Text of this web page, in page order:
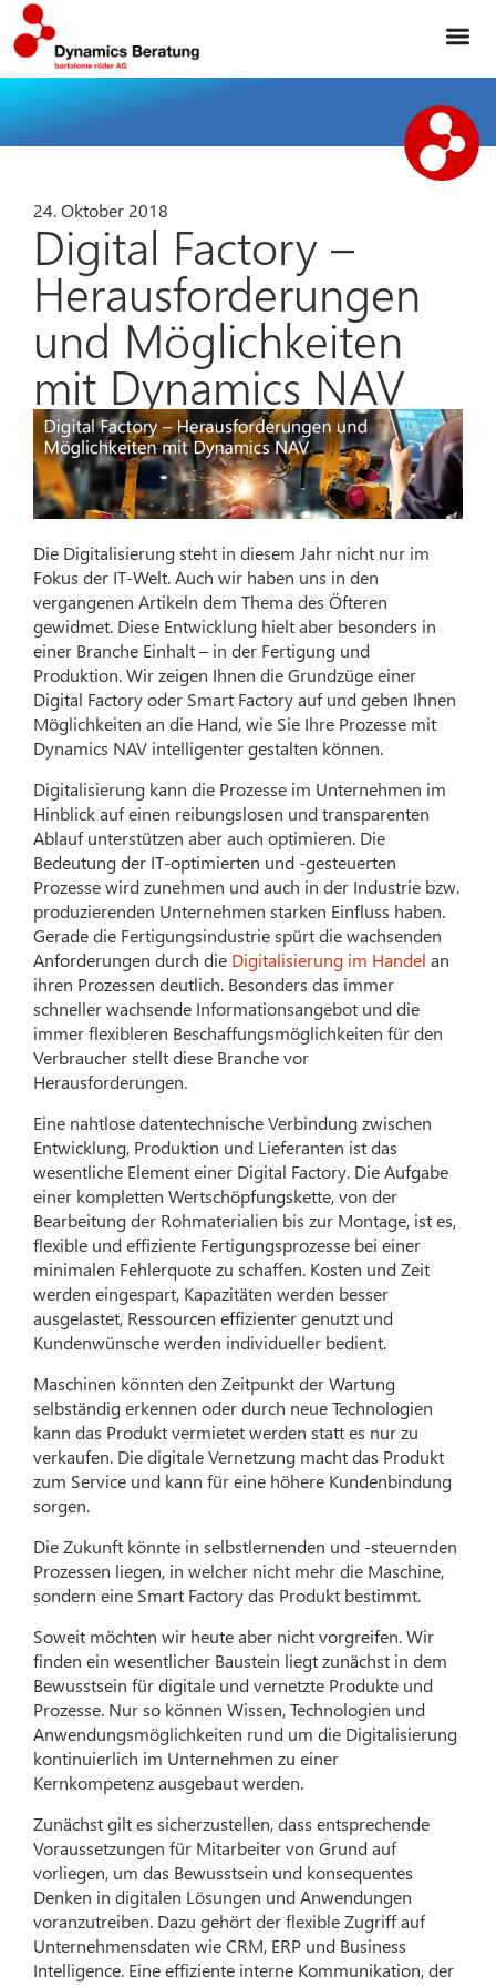
24. Oktober 2018
Digital Factory –
Herausforderungen
und Möglichkeiten
mit Dynamics NAV
Die Digitalisierung steht in diesem Jahr nicht nur im
Fokus der IT-Welt. Auch wir haben uns in den
vergangenen Artikeln dem Thema des Öfteren
gewidmet. Diese Entwicklung hielt aber besonders in
einer Branche Einhalt – in der Fertigung und
Produktion. Wir zeigen Ihnen die Grundzüge einer
Digital Factory oder Smart Factory auf und geben Ihnen
Möglichkeiten an die Hand, wie Sie Ihre Prozesse mit
Dynamics NAV intelligenter gestalten können.
Digitalisierung kann die Prozesse im Unternehmen im
Hinblick auf einen reibungslosen und transparenten
Ablauf unterstützen aber auch optimieren. Die
Bedeutung der IT-optimierten und -gesteuerten
Prozesse wird zunehmen und auch in der Industrie bzw.
produzierenden Unternehmen starken Einfluss haben.
Gerade die Fertigungsindustrie spürt die wachsenden
Anforderungen durch die Digitalisierung im Handel an
ihren Prozessen deutlich. Besonders das immer
schneller wachsende Informationsangebot und die
immer flexibleren Beschaffungsmöglichkeiten für den
Verbraucher stellt diese Branche vor
Herausforderungen.
Eine nahtlose datentechnische Verbindung zwischen
Entwicklung, Produktion und Lieferanten ist das
wesentliche Element einer Digital Factory. Die Aufgabe
einer kompletten Wertschöpfungskette, von der
Bearbeitung der Rohmaterialien bis zur Montage, ist es,
flexible und effiziente Fertigungsprozesse bei einer
minimalen Fehlerquote zu schaffen. Kosten und Zeit
werden eingespart, Kapazitäten werden besser
ausgelastet, Ressourcen effizienter genutzt und
Kundenwünsche werden individueller bedient.
Maschinen könnten den Zeitpunkt der Wartung
selbständig erkennen oder durch neue Technologien
kann das Produkt vermietet werden statt es nur zu
verkaufen. Die digitale Vernetzung macht das Produkt
zum Service und kann für eine höhere Kundenbindung
sorgen.
Die Zukunft könnte in selbstlernenden und -steuernden
Prozessen liegen, in welcher nicht mehr die Maschine,
sondern eine Smart Factory das Produkt bestimmt.
Soweit möchten wir heute aber nicht vorgreifen. Wir
finden ein wesentlicher Baustein liegt zunächst in dem
Bewusstsein für digitale und vernetzte Produkte und
Prozesse. Nur so können Wissen, Technologien und
Anwendungsmöglichkeiten rund um die Digitalisierung
kontinuierlich im Unternehmen zu einer
Kernkompetenz ausgebaut werden.
Zunächst gilt es sicherzustellen, dass entsprechende
Voraussetzungen für Mitarbeiter von Grund auf
vorliegen, um das Bewusstsein und konsequentes
Denken in digitalen Lösungen und Anwendungen
voranzutreiben. Dazu gehört der flexible Zugriff auf
Unternehmensdaten wie CRM, ERP und Business
Intelligence. Eine effiziente interne Kommunikation, der